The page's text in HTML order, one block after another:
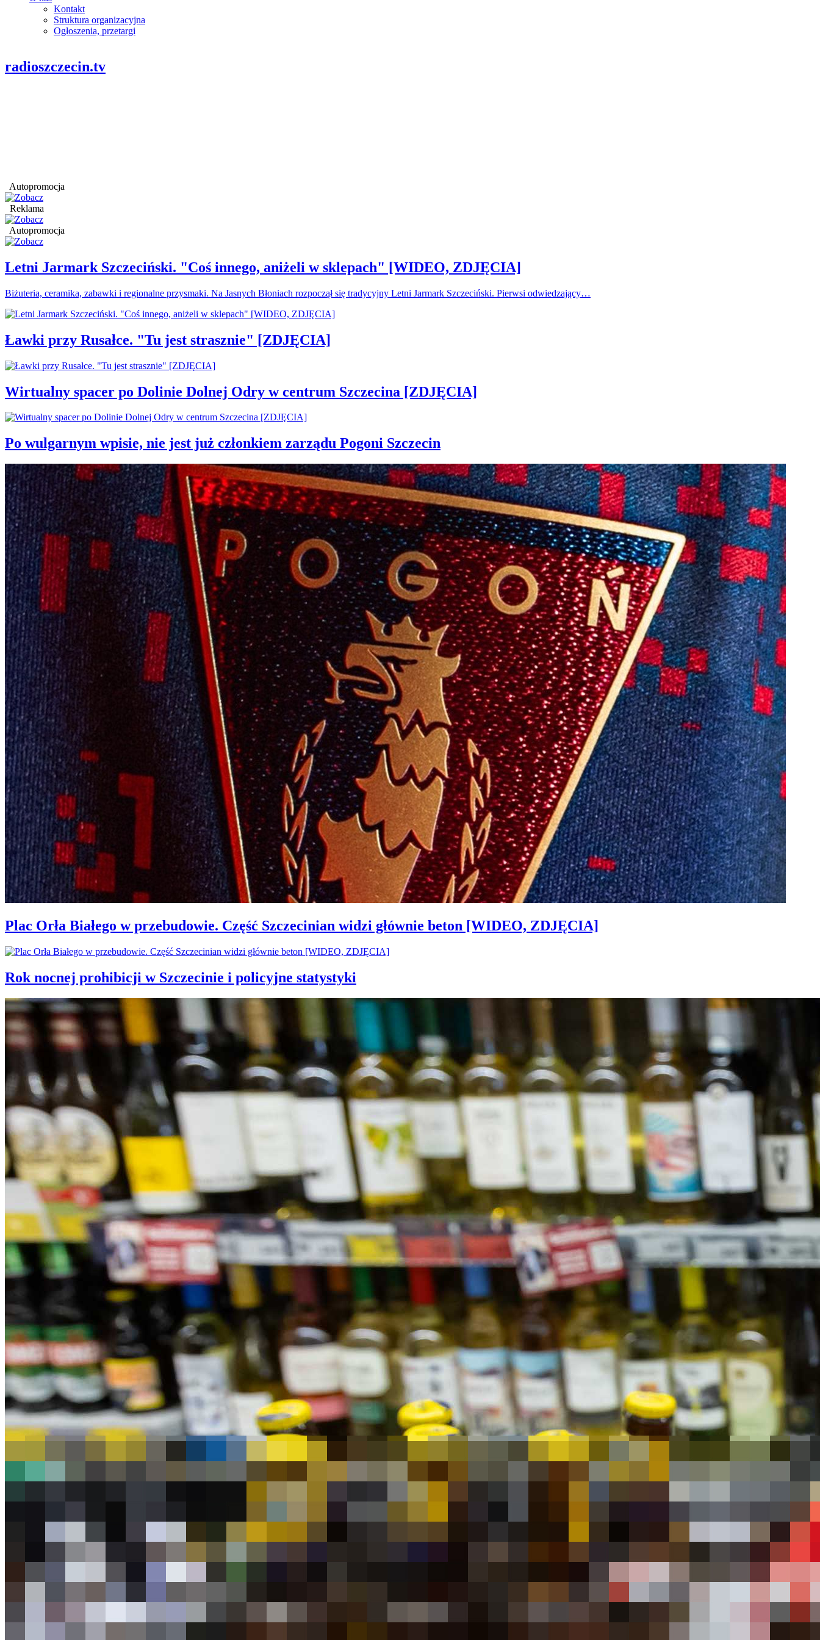
Kontakt
Struktura organizacyjna
Ogłoszenia, przetargi
radioszczecin.tv
Autopromocja
Reklama
Autopromocja
Letni Jarmark Szczeciński. "Coś innego, aniżeli w sklepach" [WIDEO, ZDJĘCIA]
Biżuteria, ceramika, zabawki i regionalne przysmaki. Na Jasnych Błoniach rozpoczął się tradycyjny Letni Jarmark Szczeciński. Pierwsi odwiedzający…
Ławki przy Rusałce. "Tu jest strasznie" [ZDJĘCIA]
Wirtualny spacer po Dolinie Dolnej Odry w centrum Szczecina [ZDJĘCIA]
Po wulgarnym wpisie, nie jest już członkiem zarządu Pogoni Szczecin
Plac Orła Białego w przebudowie. Część Szczecinian widzi głównie beton [WIDEO, ZDJĘCIA]
Rok nocnej prohibicji w Szczecinie i policyjne statystyki